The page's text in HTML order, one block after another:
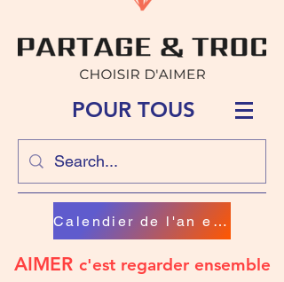
POUR TOUS
Calendier de l'an en chanson
AIMER c'est regarder ensemble